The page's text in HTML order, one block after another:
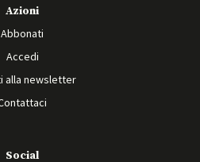
Azioni
Abbonati
Accedi
alla newsletter
Social